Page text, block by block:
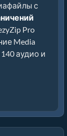
с
Pro
Media
аудио и